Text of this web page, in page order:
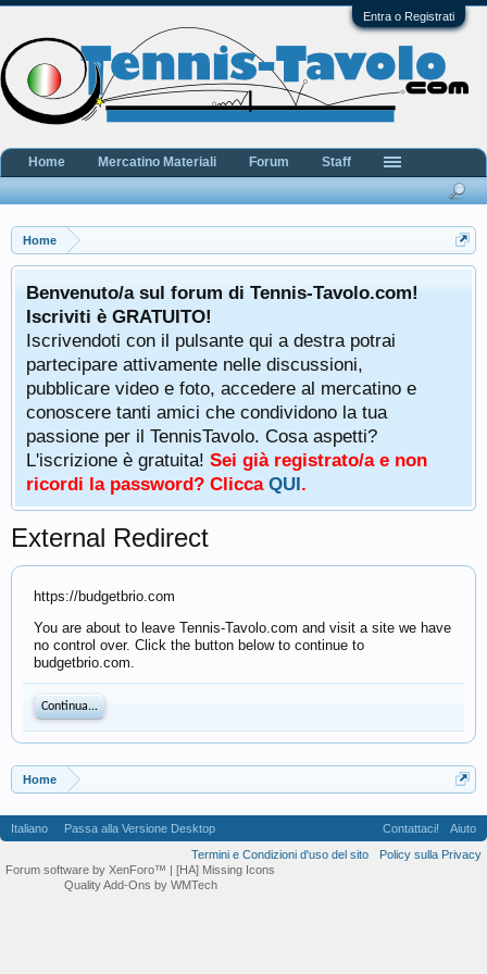
Entra o Registrati
Home
Benvenuto/a sul forum di Tennis-Tavolo.com!
Iscriviti è GRATUITO!
Iscrivendoti con il pulsante qui a destra potrai
partecipare attivamente nelle discussioni,
pubblicare video e foto, accedere al mercatino e
conoscere tanti amici che condividono la tua
passione per il TennisTavolo. Cosa aspetti?
L'iscrizione è gratuita! Sei già registrato/a e non
ricordi la password? Clicca QUI.
External Redirect
https://budgetbrio.com
You are about to leave Tennis-Tavolo.com and visit a site we have
no control over. Click the button below to continue to
budgetbrio.com.
Continua...
Home
Home Mercatino Materiali Forum Staff
Italiano Passa alla Versione Desktop Contattaci!
Aiuto
Termini e Condizioni d'uso del sito
Policy sulla Privacy
Forum software by XenForo™ | [HA] Missing Icons
Quality Add-Ons by WMTech